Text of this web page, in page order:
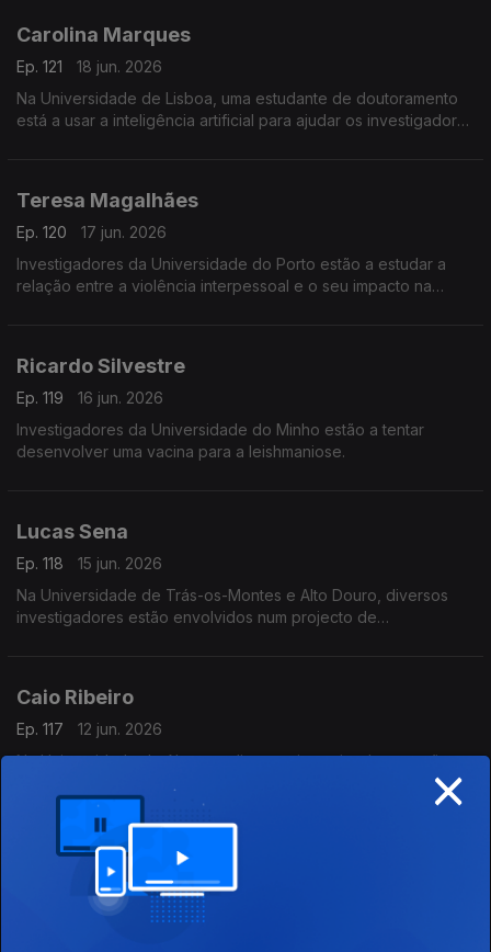
Carolina Marques
Ep. 121
18 jun. 2026
Na Universidade de Lisboa, uma estudante de doutoramento
está a usar a inteligência artificial para ajudar os investigadores
Teresa Magalhães
Ep. 120
17 jun. 2026
Investigadores da Universidade do Porto estão a estudar a
relação entre a violência interpessoal e o seu impacto na
Ricardo Silvestre
Ep. 119
16 jun. 2026
Investigadores da Universidade do Minho estão a tentar
desenvolver uma vacina para a leishmaniose.
Lucas Sena
Ep. 118
15 jun. 2026
Na Universidade de Trás-os-Montes e Alto Douro, diversos
investigadores estão envolvidos num projecto de
Caio Ribeiro
Ep. 117
12 jun. 2026
Na Universidade do Algarve, diversos investigadores estão
envolvidos num projecto para estudar os efeitos da mineração
do mar profundo nos ecossistemas.
Maria João Velez
11 jun. 2026
No ISCTE, um grupo de investigadores está a estudar a
×